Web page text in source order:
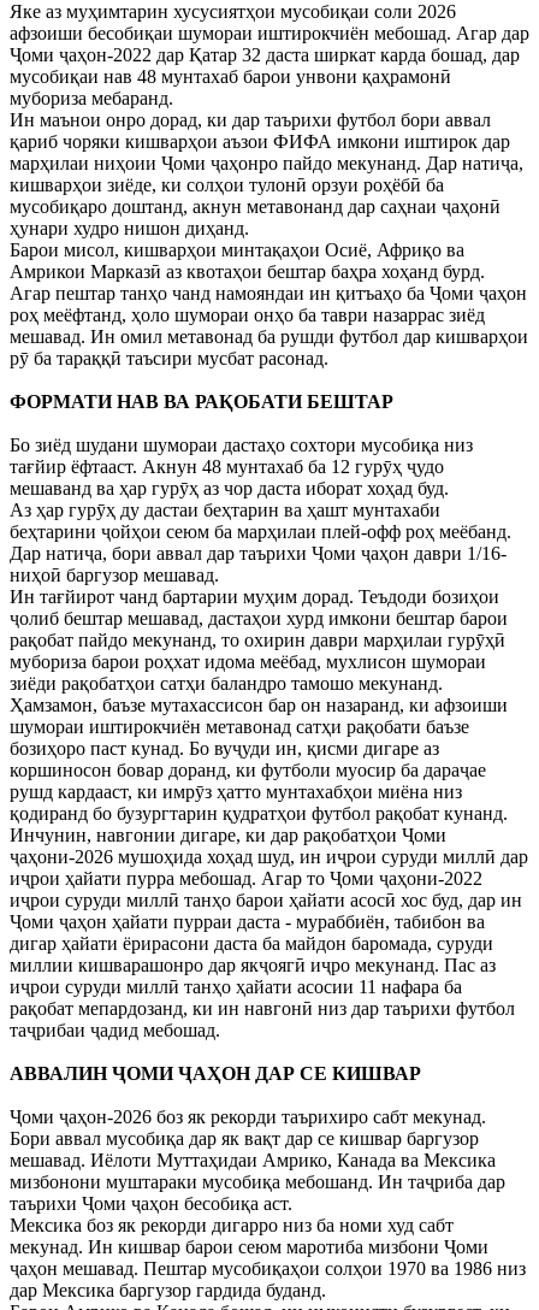
Яке аз муҳимтарин хусусиятҳои мусобиқаи соли 2026
афзоиши бесобиқаи шумораи иштирокчиён мебошад. Агар дар
Ҷоми ҷаҳон-2022 дар Қатар 32 даста ширкат карда бошад, дар
мусобиқаи нав 48 мунтахаб барои унвони қаҳрамонӣ
мубориза мебаранд.
Ин маънои онро дорад, ки дар таърихи футбол бори аввал
қариб чоряки кишварҳои аъзои ФИФА имкони иштирок дар
марҳилаи ниҳоии Ҷоми ҷаҳонро пайдо мекунанд. Дар натиҷа,
кишварҳои зиёде, ки солҳои тулонӣ орзуи роҳёбӣ ба
мусобиқаро доштанд, акнун метавонанд дар саҳнаи ҷаҳонӣ
ҳунари худро нишон диҳанд.
Барои мисол, кишварҳои минтақаҳои Осиё, Африқо ва
Амрикои Марказӣ аз квотаҳои бештар баҳра хоҳанд бурд.
Агар пештар танҳо чанд намояндаи ин қитъаҳо ба Ҷоми ҷаҳон
роҳ меёфтанд, ҳоло шумораи онҳо ба таври назаррас зиёд
мешавад. Ин омил метавонад ба рушди футбол дар кишварҳои
рӯ ба тараққӣ таъсири мусбат расонад.
ФОРМАТИ НАВ ВА РАҚОБАТИ БЕШТАР
Бо зиёд шудани шумораи дастаҳо сохтори мусобиқа низ
тағйир ёфтааст. Акнун 48 мунтахаб ба 12 гурӯҳ ҷудо
мешаванд ва ҳар гурӯҳ аз чор даста иборат хоҳад буд.
Аз ҳар гурӯҳ ду дастаи беҳтарин ва ҳашт мунтахаби
беҳтарини ҷойҳои сеюм ба марҳилаи плей-офф роҳ меёбанд.
Дар натиҷа, бори аввал дар таърихи Ҷоми ҷаҳон даври 1/16-
ниҳоӣ баргузор мешавад.
Ин тағйирот чанд бартарии муҳим дорад. Теъдоди бозиҳои
ҷолиб бештар мешавад, дастаҳои хурд имкони бештар барои
рақобат пайдо мекунанд, то охирин даври марҳилаи гурӯҳӣ
мубориза барои роҳхат идома меёбад, мухлисон шумораи
зиёди рақобатҳои сатҳи баландро тамошо мекунанд.
Ҳамзамон, баъзе мутахассисон бар он назаранд, ки афзоиши
шумораи иштирокчиён метавонад сатҳи рақобати баъзе
бозиҳоро паст кунад. Бо вуҷуди ин, қисми дигаре аз
коршиносон бовар доранд, ки футболи муосир ба дараҷае
рушд кардааст, ки имрӯз ҳатто мунтахабҳои миёна низ
қодиранд бо бузургтарин қудратҳои футбол рақобат кунанд.
Инчунин, навгонии дигаре, ки дар рақобатҳои Ҷоми
ҷаҳони-2026 мушоҳида хоҳад шуд, ин иҷрои суруди миллӣ дар
иҷрои ҳайати пурра мебошад. Агар то Ҷоми ҷаҳони-2022
иҷрои суруди миллӣ танҳо барои ҳайати асосӣ хос буд, дар ин
Ҷоми ҷаҳон ҳайати пурраи даста - мураббиён, табибон ва
дигар ҳайати ёрирасони даста ба майдон баромада, суруди
миллии кишварашонро дар якҷоягӣ иҷро мекунанд. Пас аз
иҷрои суруди миллӣ танҳо ҳайати асосии 11 нафара ба
рақобат мепардозанд, ки ин навгонӣ низ дар таърихи футбол
таҷрибаи ҷадид мебошад.
АВВАЛИН ҶОМИ ҶАҲОН ДАР СЕ КИШВАР
Ҷоми ҷаҳон-2026 боз як рекорди таърихиро сабт мекунад.
Бори аввал мусобиқа дар як вақт дар се кишвар баргузор
мешавад. Иёлоти Муттаҳидаи Амрико, Канада ва Мексика
мизбонони муштараки мусобиқа мебошанд. Ин таҷриба дар
таърихи Ҷоми ҷаҳон бесобиқа аст.
Мексика боз як рекорди дигарро низ ба номи худ сабт
мекунад. Ин кишвар барои сеюм маротиба мизбони Ҷоми
ҷаҳон мешавад. Пештар мусобиқаҳои солҳои 1970 ва 1986 низ
дар Мексика баргузор гардида буданд.